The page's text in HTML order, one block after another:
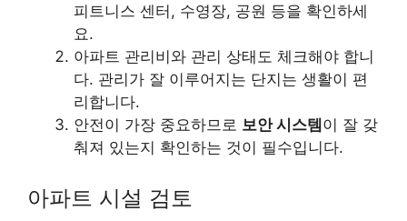
피트니스 센터, 수영장, 공원 등을 확인하세
요.
아파트 관리비와 관리 상태도 체크해야 합니
다. 관리가 잘 이루어지는 단지는 생활이 편
리합니다.
안전이 가장 중요하므로 보안 시스템이 잘 갖
춰져 있는지 확인하는 것이 필수입니다.
아파트 시설 검토